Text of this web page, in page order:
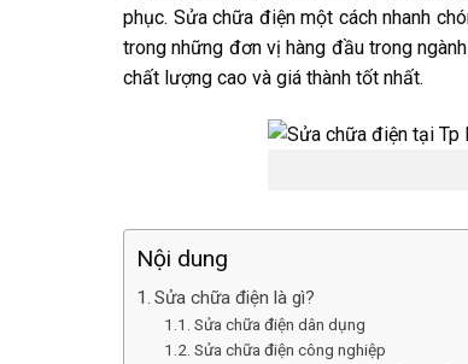
phục. Sửa chữa điện một cách nhanh
trong những đơn vị hàng đầu trong
chất lượng cao và giá thành tốt nhất.
Nội dung
Sửa chữa điện là gì?
Sửa chữa điện dân dụng
Sửa chữa điện công nghiệp